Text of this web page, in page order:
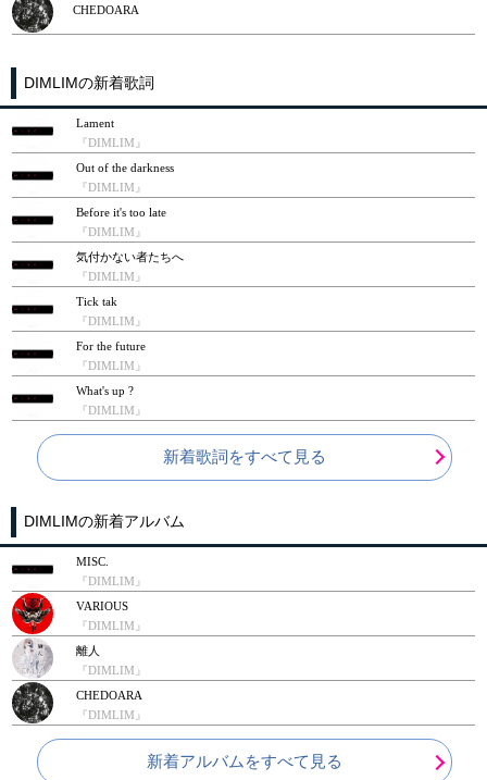
CHEDOARA
DIMLIMの新着歌詞
Lament
『DIMLIM』
Out of the darkness
『DIMLIM』
Before it's too late
『DIMLIM』
気付かない者たちへ
『DIMLIM』
Tick tak
『DIMLIM』
For the future
『DIMLIM』
What's up ?
『DIMLIM』
新着歌詞をすべて見る
DIMLIMの新着アルバム
MISC.
『DIMLIM』
VARIOUS
『DIMLIM』
離人
『DIMLIM』
CHEDOARA
『DIMLIM』
新着アルバムをすべて見る